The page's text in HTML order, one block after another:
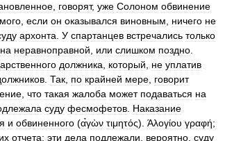
говорят, уже Солоном обвинение
если он оказывался виновным ничего не
архонта У спартанцев встречались только
на неравноправной или слишком поздно
должника который не уплатив
Так по крайней мере говорит
что такая жалоба может подаваться на
суду фесмофетов Наказание
и обвиненного (α̉γὼν τιμητός). Άλογίου γραφή;
отчета; эти дела подлежали вероятно суду